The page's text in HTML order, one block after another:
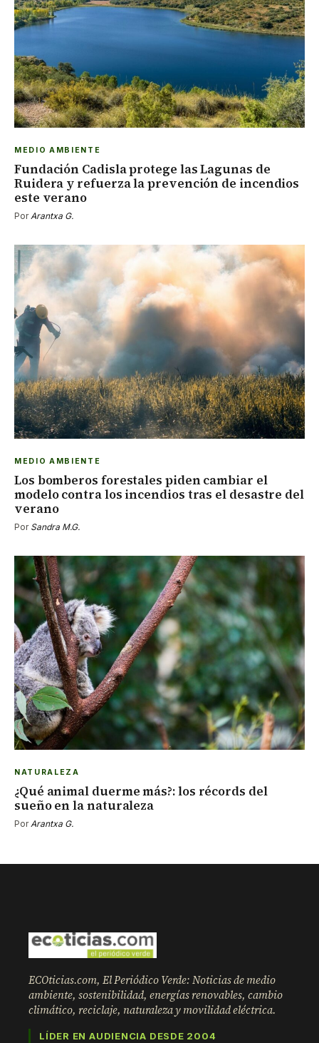
MEDIO AMBIENTE
Fundación Cadisla protege las Lagunas de
Ruidera y refuerza la prevención de incendios
este verano
PorArantxa G.
MEDIO AMBIENTE
Los bomberos forestales piden cambiar el
modelo contra los incendios tras el desastre del
verano
Por Sandra M.G.
NATURALEZA
¿Qué animal duerme más?: los récords del
sueño en la naturaleza
PorArantxa G.
ECOticias.com, El Periódico Verde: Noticias de medio
ambiente, sostenibilidad, energías renovables, cambio
climático, reciclaje, naturaleza y movilidad eléctrica.
LÍDER EN AUDIENCIA DESDE 2004